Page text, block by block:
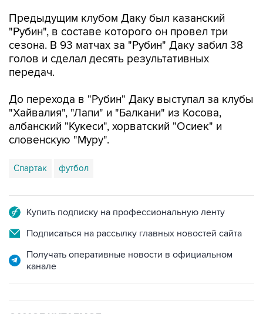
Предыдущим клубом Даку был казанский
"Рубин", в составе которого он провел три
сезона. В 93 матчах за "Рубин" Даку забил 38
голов и сделал десять результативных
передач.
До перехода в "Рубин" Даку выступал за клубы
"Хайвалия", "Лапи" и "Балкани" из Косова,
албанский "Кукеси", хорватский "Осиек" и
словенскую "Муру".
Спартак футбол
Купить подписку на профессиональную ленту
Подписаться на рассылку главных новостей сайта
Получать оперативные новости в официальном
канале